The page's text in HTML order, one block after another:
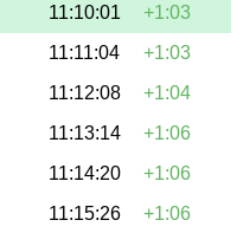
11:10:01
+1:03
11:11:04
+1:03
11:12:08
+1:04
11:13:14
+1:06
11:14:20
+1:06
11:15:26
+1:06